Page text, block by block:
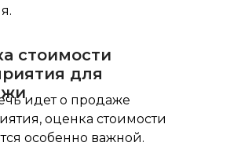
идет о продаже
оценка стоимости
особенно важной.
стоимости
для